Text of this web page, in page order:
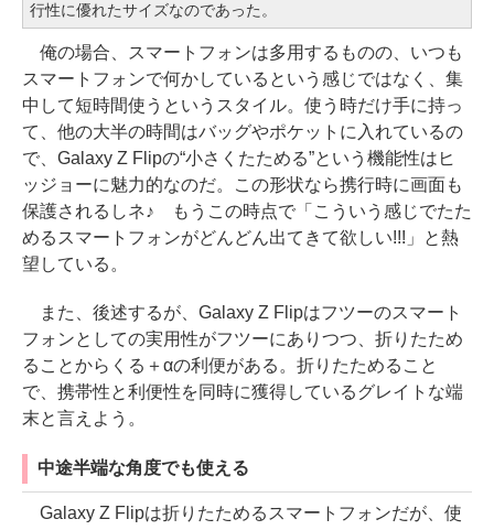
行性に優れたサイズなのであった。
俺の場合、スマートフォンは多用するものの、いつも
スマートフォンで何かしているという感じではなく、集
中して短時間使うというスタイル。使う時だけ手に持っ
て、他の大半の時間はバッグやポケットに入れているの
で、Galaxy Z Flipの“小さくたためる”という機能性はヒ
ッジョーに魅力的なのだ。この形状なら携行時に画面も
保護されるしネ♪ もうこの時点で「こういう感じでたた
めるスマートフォンがどんどん出てきて欲しい!!!」と熱
望している。
また、後述するが、Galaxy Z Flipはフツーのスマート
フォンとしての実用性がフツーにありつつ、折りたため
ることからくる＋αの利便がある。折りたためること
で、携帯性と利便性を同時に獲得しているグレイトな端
末と言えよう。
中途半端な角度でも使える
Galaxy Z Flipは折りたためるスマートフォンだが、使